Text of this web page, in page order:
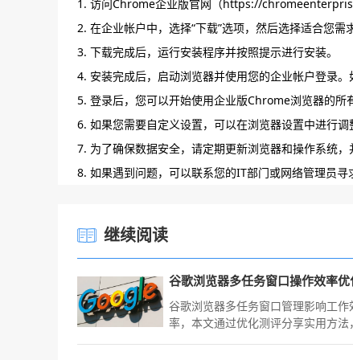
1. 访问Chrome企业版官网（https://
2. 在企业帐户中，选择“下载”选项，然后选择适合您
3. 下载完成后，运行安装程序并按照提示进行安装。
4. 安装完成后，启动浏览器并使用您的企业帐户登录。
5. 登录后，您可以开始使用企业版Chrome浏览器的所
6. 如果您需要自定义设置，可以在浏览器设置中进行调
7. 为了确保数据安全，请定期更新浏览器和操作系统，
8. 如果遇到问题，可以联系您的IT部门或网络管理员寻
继续阅读
谷歌浏览器多任务窗口管理影响工作
率，本文通过优化测评分享实用方法